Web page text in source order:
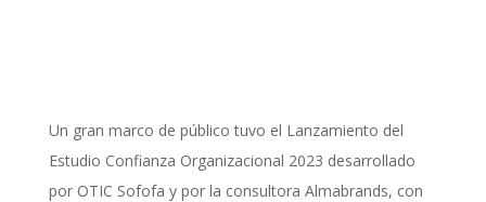
Un gran marco de público tuvo el Lanzamiento del
Estudio Confianza Organizacional 2023 desarrollado
por OTIC Sofofa y por la consultora Almabrands, con